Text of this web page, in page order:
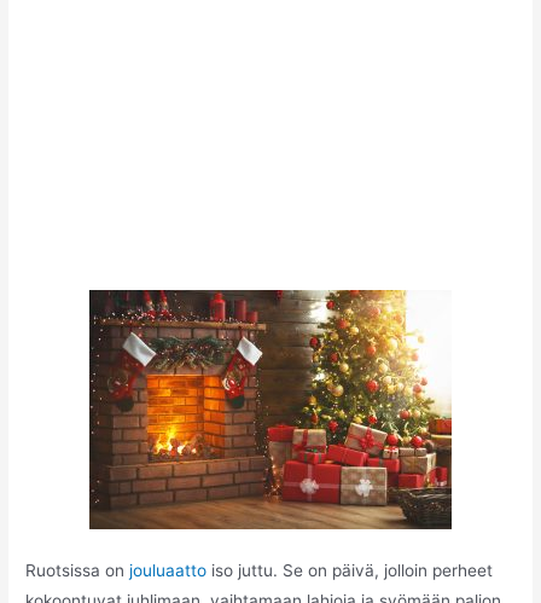
Ruotsissa onjouluaatto iso juttu. Se on päivä, jolloin perheet